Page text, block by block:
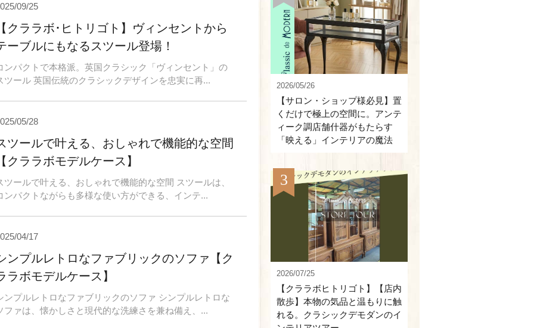
09/25
クララボ･ヒトリゴト】ヴィンセントから
ーブルにもなるスツール登場！
ンパクトで本格派。英国クラシック「ヴィンセント」の
ツール 英国伝統のクラシックデザインを忠実に再...
05/28
ツールで叶える、おしゃれで機能的な空間
クララボモデルケース】
ツールで叶える、おしゃれで機能的な空間 スツールは、
ンパクトながらも多様な使い方ができる、インテ...
04/17
ンプルレトロなファブリックのソファ【ク
ラボモデルケース】
ンプルレトロなファブリックのソファ シンプルレトロな
ファは、懐かしさと現代的な洗練さを兼ね備え、...
2026/05/26
【サロン・ショップ様必見】置
くだけで極上の空間に。アンテ
ィーク調店舗什器がもたらす
「映える」インテリアの魔法
2026/07/25
【クララボヒトリゴト】【店内
散歩】本物の気品と温もりに触
れる。クラシックデモダンのイ